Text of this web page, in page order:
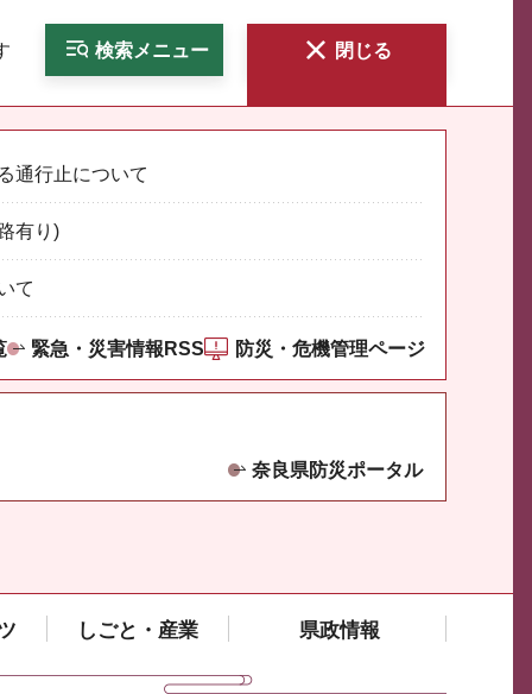
検索メニュー 閉じる
通行止について
有り)
て
緊急・災害情報RSS 防災・危機管理ページ
奈良県防災ポータル
しごと・産業 県政情報